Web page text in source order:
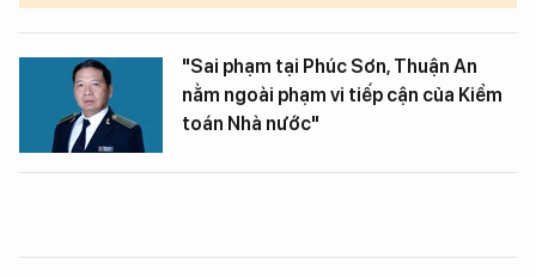
"Sai phạm tại Phúc Sơn, Thuận An
nằm ngoài phạm vi tiếp cận của Kiểm
toán Nhà nước"